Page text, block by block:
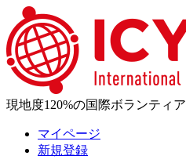
現地度120%の国際ボランティア
マイページ
新規登録